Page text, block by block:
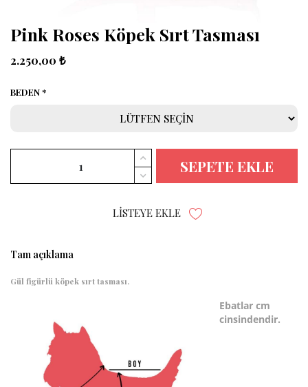
Pink Roses Köpek Sırt Tasması
2.250,00 ₺
BEDEN
SEPETE EKLE
LISTEYE EKLE
Tam açıklama
Gül figürlü köpek sırt tasması.
Ebatlar cm
cinsindendir.